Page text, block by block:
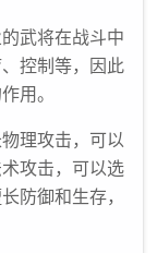
武将在战斗中
控制等，因此
用。
理攻击，可以
攻击，可以选
防御和生存，